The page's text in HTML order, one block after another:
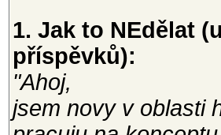
1. Jak to NEdělat
příspěvků):
"Ahoj,
jsem novy v oblasti